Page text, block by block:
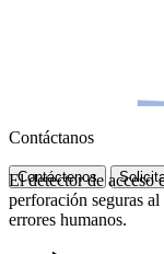
Contáctanos
Contáctenos
El detector de acceso
perforación seguras
errores humanos.